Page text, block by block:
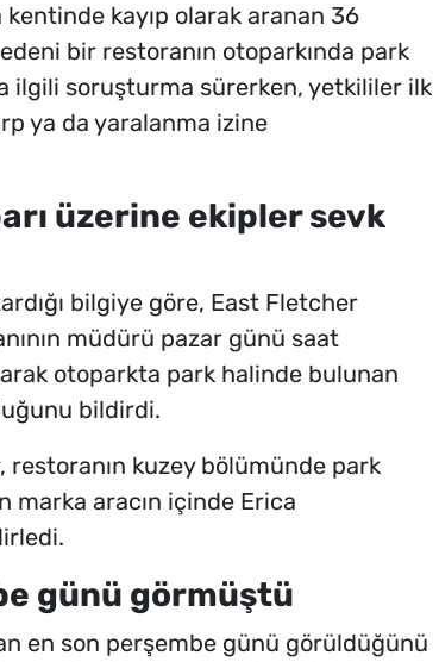
kayıp olarak aranan 36
bir restoranın otoparkında park
ilgili soruşturma sürerken, yetkililer ilk
ya da yaralanma izine
üzerine ekipler sevk
bilgiye göre, East Fletcher
müdürü pazar günü saat
otoparkta park halinde bulunan
bildirdi.
kuzey bölümünde park
marka aracın içinde Erica
günü görmüştü
en son perşembe günü görüldüğünü